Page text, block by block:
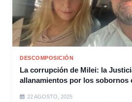
DESCOMPOSICIÓN
La corrupción de Milei: la
allanamientos por los sobornos
22 AGOSTO, 2025